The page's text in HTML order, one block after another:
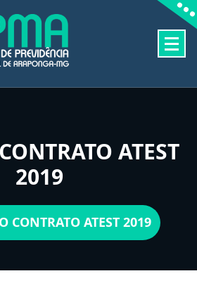
ATEST
2019
CONTRATO ATEST 2019
Aberta